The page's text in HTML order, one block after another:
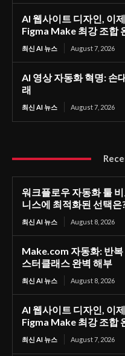
AI 웹사이트 디자인, 이
Figma Make 최강 조합
최신 AI 뉴스 August 7, 2026
AI 영상 자동화 혁명: 손
래
최신 AI 뉴스 August 7, 2026
워크플로우 자동화 툴
니스에 최적화된 선택은
최신 AI 뉴스 August 8, 2026
Make.com 자동화: 반
스터클래스 완벽 해부
최신 AI 뉴스 August 8, 2026
AI 웹사이트 디자인, 이
Figma Make 최강 조합
최신 AI 뉴스 August 7, 2026